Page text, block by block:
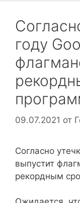
году
09.07.2021 от
Согласно
выпустит
рекордным